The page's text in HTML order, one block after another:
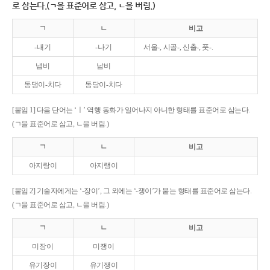
로 삼는다.(ㄱ을 표준어로 삼고, ㄴ을 버림.)
ㄱ ㄴ 비고
-내기 -나기 서울-, 시골-, 신출-, 풋-.
냄비 남비
동댕이-치다 동당이-치다
[붙임 1] 다음 단어는 ‘ㅣ’ 역행 동화가 일어나지 아니한 형태를 표준어로 삼는다.
(ㄱ을 표준어로 삼고, ㄴ을 버림.)
ㄱ ㄴ 비고
아지랑이 아지랭이
[붙임 2] 기술자에게는 ‘-장이’, 그 외에는 ‘-쟁이’가 붙는 형태를 표준어로 삼는다.
(ㄱ을 표준어로 삼고, ㄴ을 버림.)
ㄱ ㄴ 비고
미장이 미쟁이
유기장이 유기쟁이